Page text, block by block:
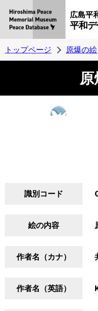
広島平
平和
トップページ 原爆の絵
識別コード
絵の内容
作者名（カナ）
作者名（英語）